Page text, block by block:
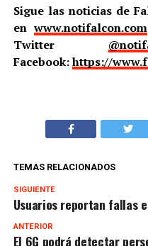
Sigue las noticias de
enwww.notifalcon.com
Twitter
Facebook:https://
TEMAS RELACIONADOS
SIGUIENTE
Usuarios reportan fallas
ANTERIOR
El 6G podrá detectar